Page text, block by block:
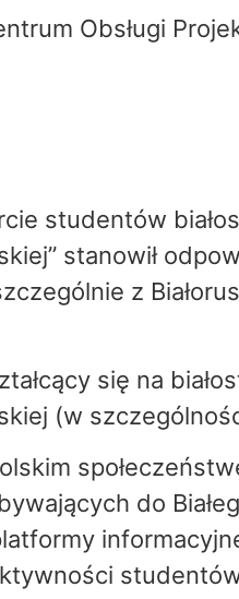
Obsługi
studentów
stanowił
z
się na
(w
do